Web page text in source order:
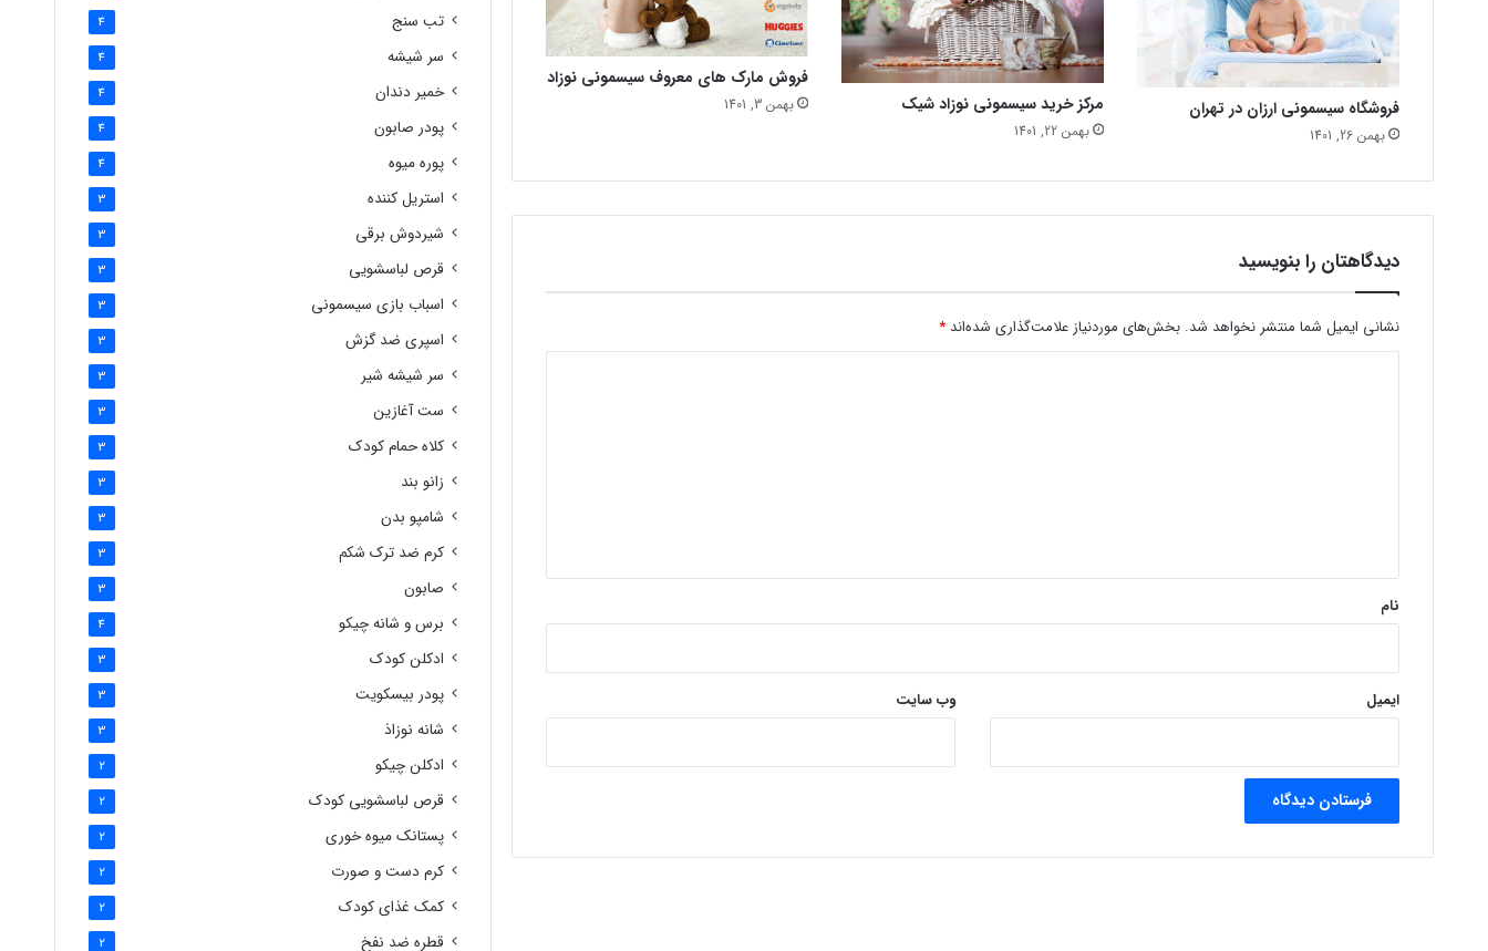
فروشگاه سیسمونی ارزان در تهران
بهمن 26, 1401
مرکز خرید سیسمونی نوزاد شیک
بهمن 22, 1401
فروش مارک های معروف سیسمونی نوزاد
بهمن 3, 1401
دیدگاهتان را بنویسید
نشانی ایمیل شما منتشر نخواهد شد. بخش‌های موردنیاز علامت‌گذاری شده‌اند *
نام
ایمیل وب‌ سایت
تب سنج 4
سر شیشه 4
خمیر دندان 4
پودر صابون 4
پوره میوه 4
استریل کننده 3
شیردوش برقی 3
قرص لباسشویی 3
اسباب بازی سیسمونی 3
اسپری ضد گزش 3
سر شیشه شیر 3
ست آغازین 3
کلاه حمام کودک 3
زانو بند 3
شامپو بدن 3
کرم ضد ترک شکم 3
صابون 3
برس و شانه چیکو 4
ادکلن کودک 3
پودر بیسکویت 3
شانه نوزاذ 3
ادکلن چیکو 2
قرص لباسشویی کودک 2
پستانک میوه خوری 2
کرم دست و صورت 2
کمک غذای کودک 2
قطره ضد نفخ 2